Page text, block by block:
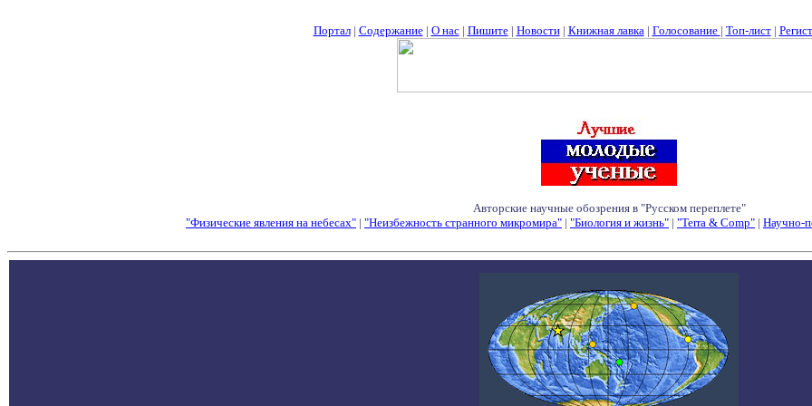
Портал| Содержание| О нас| Пишите| Новости| Книжная лавка| Голосование | Топ-лист|
Авторские научные обозрения в "Русском переплете"
"Физические явления на небесах" | "Неизбежность странного микромира" | "Биология и жизнь" | "Terra & Comp" | Научно-